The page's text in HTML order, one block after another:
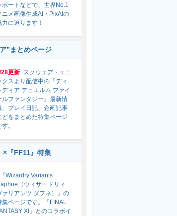
ポートなどで、世界No.1
ニメ画像生成AI・PixAIの
力に迫ります！
”まとめページ
28更新 スクウェア・エニ
クスより配信中の『ディ
ディア デュエルム ファイ
ルファンタジー』最新情
、プレイ日記、企画記事
どをまとめた特集ページ
。
×『FF11』特集
『Wizardry Variants
（ウィザードリィ
ァリアンツ ダフネ）』の
集ページです。『FINAL
XI』とのコラボイ